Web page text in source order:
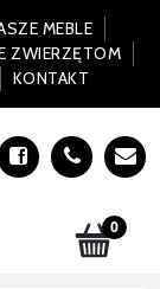
MEBLE
ZWIERZĘTOM
KONTAKT